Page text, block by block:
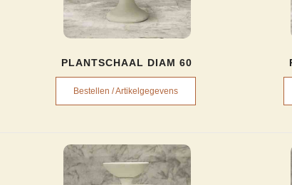
PLANTSCHAAL DIAM 60
Bestellen / Artikelgegevens